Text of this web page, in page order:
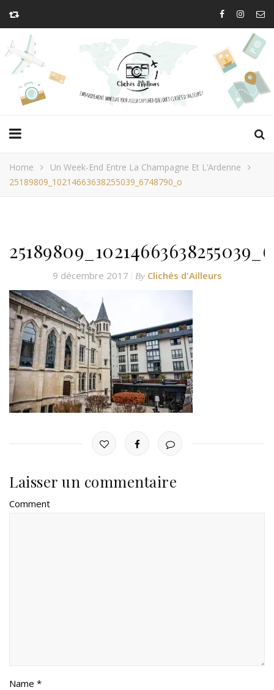
Home
Un Week-End Entre La Champagne Et L’Ardenne
25189809_10214663638255039_6748790_o
9 décembre 2017 By Clichés d'Ailleurs
Laisser un commentaire
Comment
Name *